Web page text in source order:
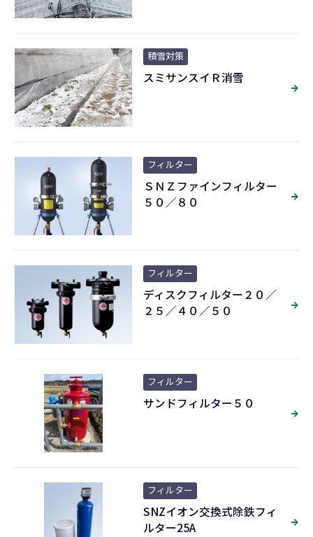
積雪対策
スミサンスイＲ消雪
フィルター
ＳＮＺファインフィルター
５０／８０
フィルター
ディスクフィルター２０／
２５／４０／５０
フィルター
サンドフィルター５０
フィルター
SNZイオン交換式除鉄フィ
ルター25A